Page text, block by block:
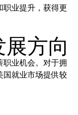
职业提升，获得更
方向
职业机会。对于拥
国就业市场提供较